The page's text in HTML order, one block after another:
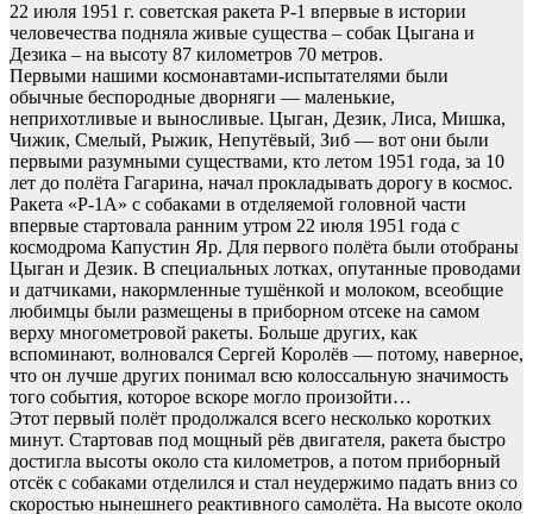
22 июля 1951 г. советская ракета Р-1 впервые в истории
человечества подняла живые существа – собак Цыгана и
Дезика – на высоту 87 километров 70 метров.
Первыми нашими космонавтами-испытателями были
обычные беспородные дворняги — маленькие,
неприхотливые и выносливые. Цыган, Дезик, Лиса, Мишка,
Чижик, Смелый, Рыжик, Непутёвый, Зиб — вот они были
первыми разумными существами, кто летом 1951 года, за 10
лет до полёта Гагарина, начал прокладывать дорогу в космос.
Ракета «Р-1А» с собаками в отделяемой головной части
впервые стартовала ранним утром 22 июля 1951 года с
космодрома Капустин Яр. Для первого полёта были отобраны
Цыган и Дезик. В специальных лотках, опутанные проводами
и датчиками, накормленные тушёнкой и молоком, всеобщие
любимцы были размещены в приборном отсеке на самом
верху многометровой ракеты. Больше других, как
вспоминают, волновался Сергей Королёв — потому, наверное,
что он лучше других понимал всю колоссальную значимость
того события, которое вскоре могло произойти…
Этот первый полёт продолжался всего несколько коротких
минут. Стартовав под мощный рёв двигателя, ракета быстро
достигла высоты около ста километров, а потом приборный
отсёк с собаками отделился и стал неудержимо падать вниз со
скоростью нынешнего реактивного самолёта. На высоте около